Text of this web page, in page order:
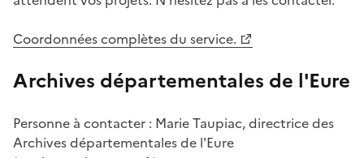
Coordonnées complètes du service.
Archives départementales de l'Eure
Personne à contacter : Marie Taupiac, directrice des
Archives départementales de l'Eure